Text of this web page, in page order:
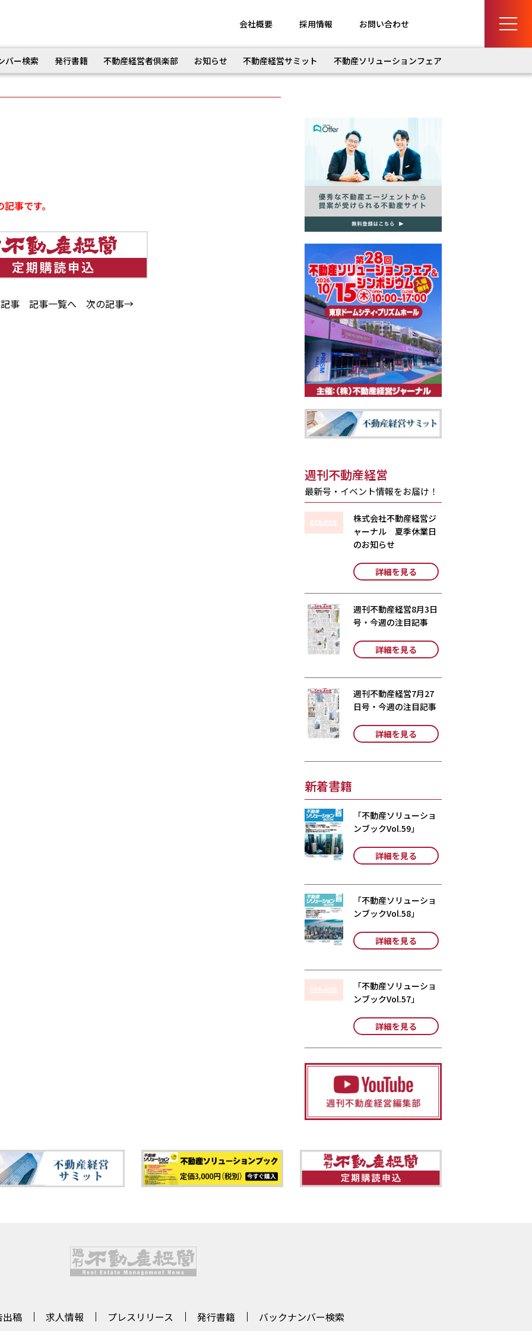
会社概要 採用情報 お問い合わせ
バー検索 発行書籍 不動産経営者倶楽部 お知らせ 不動産経営サミット 不動産ソリューションフェア
事です。
事 記事一覧へ 次の記事→
週刊不動産経営
最新号・イベント情報をお届け！
株式会社不動産経営ジ
ャーナル 夏季休業日
のお知らせ
詳細を見る
週刊不動産経営8月3日
号・今週の注目記事
詳細を見る
週刊不動産経営7月27
日号・今週の注目記事
詳細を見る
新着書籍
「不動産ソリューショ
ンブックVol.59」
詳細を見る
「不動産ソリューショ
ンブックVol.58」
詳細を見る
「不動産ソリューショ
ンブックVol.57」
詳細を見る
稿 求人情報 プレスリリース 発行書籍 バックナンバー検索